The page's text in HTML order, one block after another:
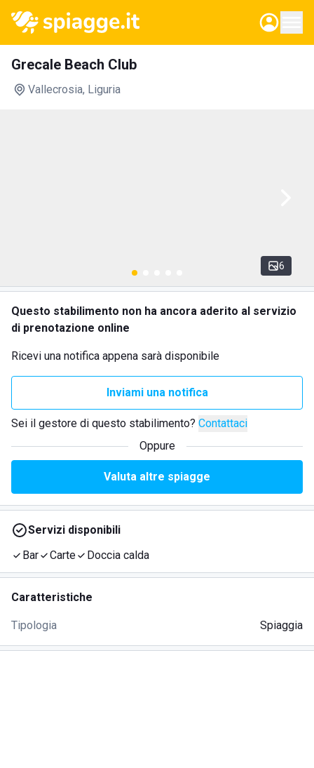
Grecale Beach Club
Vallecrosia, Liguria
6
Questo stabilimento non ha ancora aderito al servizio
di prenotazione online
Ricevi una notifica appena sarà disponibile
Inviami una notifica
Sei il gestore di questo stabilimento? Contattaci
Oppure
Valuta altre spiagge
Servizi disponibili
Bar
Carte Doccia calda
Caratteristiche
Tipologia Spiaggia